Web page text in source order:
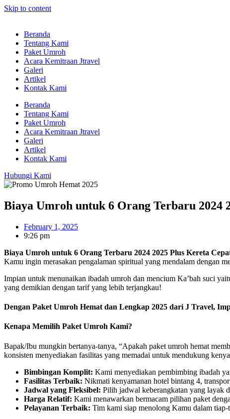
Skip to content
Beranda
Tentang Kami
Paket Umroh
Acara Kemitraan Jtravel
Galeri
Artikel
Kontak Kami
Beranda
Tentang Kami
Paket Umroh
Acara Kemitraan Jtravel
Galeri
Artikel
Kontak Kami
Hubungi Kami
Biaya Umroh untuk 6 Orang Terbaru 2024
February 1, 2025
9:26 pm
Biaya Umroh untuk 6 Orang Terbaru 2024 2025 Plus Kereta
Kamu ingin merasakan pengalaman spiritual yang mendalam dengan
Impian untuk menunaikan ibadah umroh dan mencium Ka’bah suci
yang demikian dengan tarif yang lebih terjangkau!
Dengan Paket Umroh Hemat dan Lengkap 2025 dari J Travel,
Kenapa Memilih Paket Umroh Kami?
Bapak/Ibu mungkin bertanya-tanya, “Apakah paket umroh hemat
konsisten menyediakan fasilitas yang memadai untuk mendukung
Bimbingan Komplit: Kami menyediakan pembimbing ibadah
Fasilitas Terbaik: Nikmati kenyamanan hotel bintang 4,
Jadwal yang Fleksibel: Pilih jadwal keberangkatan yang layak
Harga Relatif: Kami menawarkan bermacam pilihan paket
Pelayanan Terbaik: Tim kami siap menolong Kamu dalam